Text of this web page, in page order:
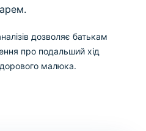
дозволяє батькам
про подальший хід
малюка.